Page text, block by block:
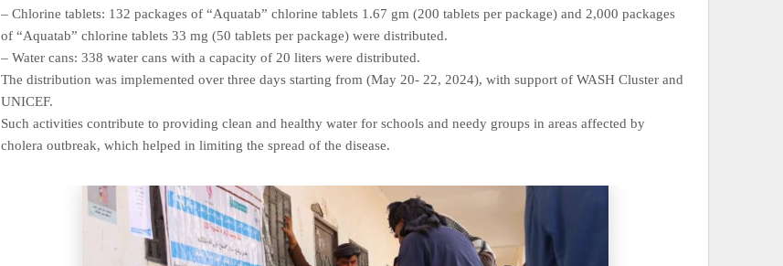
– Chlorine tablets: 132 packages of “Aquatab” chlorine tablets 1.67 gm (200 tablets per package) and 2,000 packages
of “Aquatab” chlorine tablets 33 mg (50 tablets per package) were distributed.
– Water cans: 338 water cans with a capacity of 20 liters were distributed.
The distribution was implemented over three days starting from (May 20- 22, 2024), with support of WASH Cluster and
UNICEF.
Such activities contribute to providing clean and healthy water for schools and needy groups in areas affected by
cholera outbreak, which helped in limiting the spread of the disease.